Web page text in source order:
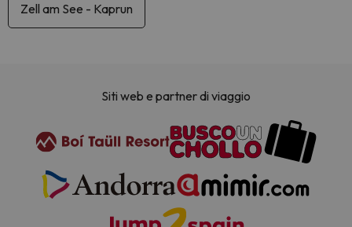
Zell am See - Kaprun
Siti web e partner di viaggio